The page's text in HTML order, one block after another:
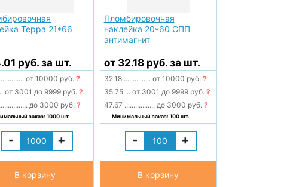
Терра 21*66
руб. за шт.
от 10000 руб.?
от 3001 до 9999 руб.?
до 3000 руб.?
заказ: 1000 шт.
- +
В корзину
Пломбировочная
наклейка 20*60 СПП
антимагнит
от 32.18 руб. за шт.
32.18 ............... от 10000 руб. ?
35.75 ... от 3001 до 9999 руб. ?
47.67 ................. до 3000 руб. ?
Минимальный заказ: 100 шт.
- +
В корзину